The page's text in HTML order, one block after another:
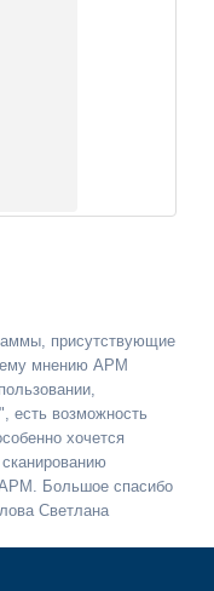
присутствующие
мнению АРМ
есть возможность
хочется
Большое спасибо
Светлана